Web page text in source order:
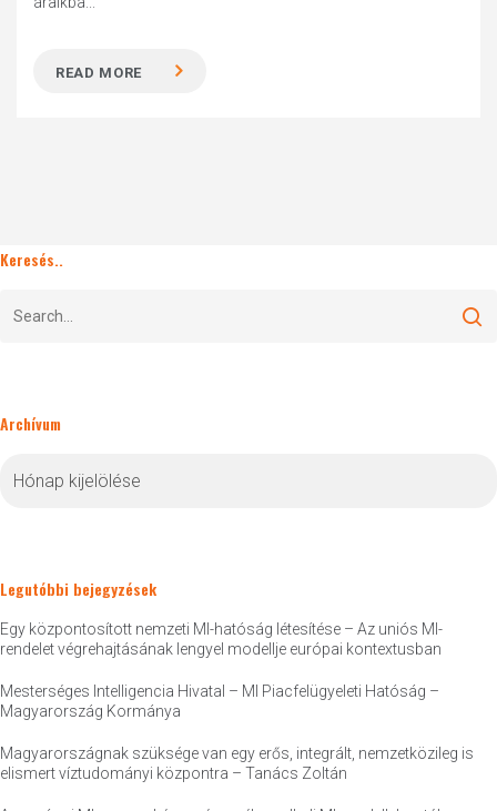
READ MORE
Keresés..
Archívum
Legutóbbi bejegyzések
Egy központosított nemzeti MI-hatóság létesítése – Az uniós MI-
rendelet végrehajtásának lengyel modellje európai kontextusban
Mesterséges Intelligencia Hivatal – MI Piacfelügyeleti Hatóság –
Magyarország Kormánya
Magyarországnak szüksége van egy erős, integrált, nemzetközileg is
elismert víztudományi központra – Tanács Zoltán